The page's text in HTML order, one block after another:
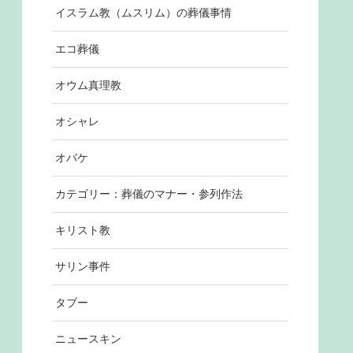
イスラム教（ムスリム）の葬儀事情
エコ葬儀
オウム真理教
オシャレ
オバケ
カテゴリー：葬儀のマナー・参列作法
キリスト教
サリン事件
タブー
ニュースキン